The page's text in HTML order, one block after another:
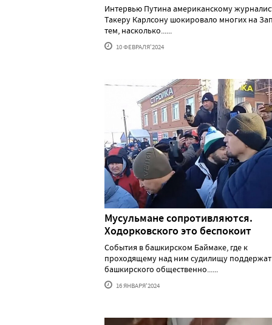
Интервью Путина американскому
Такеру Карлсону шокировало многих на
тем, насколько......
10 ФЕВРАЛЯ'2024
Мусульмане сопротивляются.
Ходорковского это беспокоит
События в башкирском Баймаке, где к
проходящему над ним судилищу
башкирского общественно......
16 ЯНВАРЯ'2024